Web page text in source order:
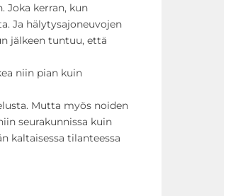
Joka kerran, kun
Ja hälytysajoneuvojen
jälkeen tuntuu, että
niin pian kuin
Mutta myös noiden
seurakunnissa kuin
kaltaisessa tilanteessa